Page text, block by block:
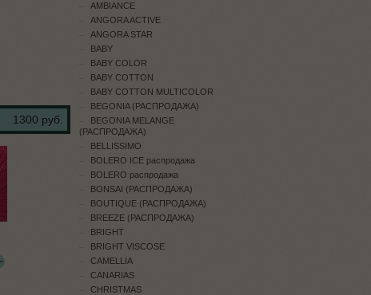
1300 руб.
AMBIANCE
ANGORA ACTIVE
ANGORA STAR
BABY
BABY COLOR
BABY COTTON
BABY COTTON MULTICOLOR
BEGONIA (РАСПРОДАЖА)
BEGONIA MELANGE
(РАСПРОДАЖА)
BELLISSIMO
BOLERO ICE распродажа
BOLERO распродажа
BONSAI (РАСПРОДАЖА)
BOUTIQUE (РАСПРОДАЖА)
BREEZE (РАСПРОДАЖА)
BRIGHT
BRIGHT VISCOSE
CAMELLIA
CANARIAS
CHRISTMAS